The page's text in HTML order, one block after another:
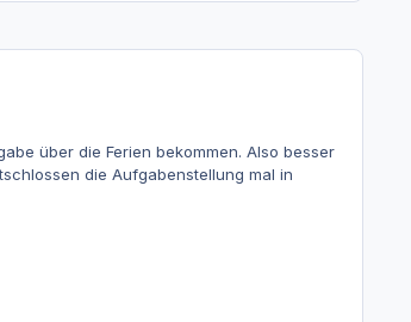
über die Ferien bekommen. Also besser
die Aufgabenstellung mal in